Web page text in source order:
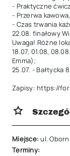
- Praktyczne
- Przerwa
- Czas trwania
22.08. finałowy
Uwaga! Różne
18.07, 01.08,
Emma);
25.07. - Bałtycka
Zapisy: https://
Miejsce:ul.
Terminy: